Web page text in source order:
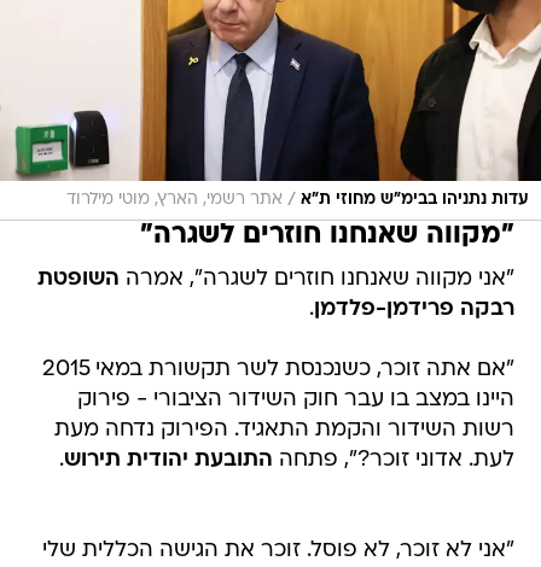
עדות נתניהו בבימ"ש מחוזי ת"א / אתר רשמי, הארץ, מוטי מילרוד
"מקווה שאנחנו חוזרים לשגרה"
"אני מקווה שאנחנו חוזרים לשגרה", אמרה השופטת
רבקה פרידמן-פלדמן.
"אם אתה זוכר, כשנכנסת לשר תקשורת במאי 2015
היינו במצב בו עבר חוק השידור הציבורי - פירוק
רשות השידור והקמת התאגיד. הפירוק נדחה מעת
לעת. אדוני זוכר?", פתחה התובעת יהודית תירוש.
"אני לא זוכר, לא פוסל. זוכר את הגישה הכללית שלי